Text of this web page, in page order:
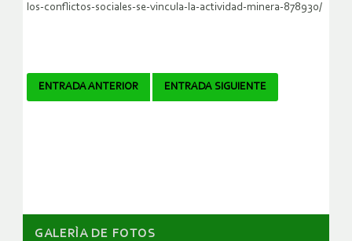
los-conflictos-sociales-se-vincula-la-actividad-minera-878930/
Navegador
ENTRADA ANTERIOR ENTRADA SIGUIENTE
GALERÌA DE FOTOS